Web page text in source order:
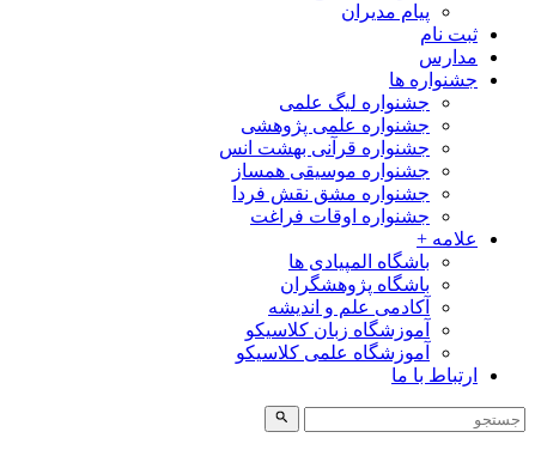
پیام مدیران
ثبت نام
مدارس
جشنواره ها
جشنواره لیگ علمی
جشنواره علمی پژوهشی
جشنواره قرآنی بهشت انس
جشنواره موسیقی همساز
جشنواره مشق نقش فردا
جشنواره اوقات فراغت
علامه +
باشگاه المپیادی ها
باشگاه پژوهشگران
آکادمی علم و اندیشه
آموزشگاه زبان کلاسیکو
آموزشگاه علمی کلاسیکو
ارتباط با ما